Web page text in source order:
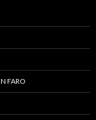
FARO